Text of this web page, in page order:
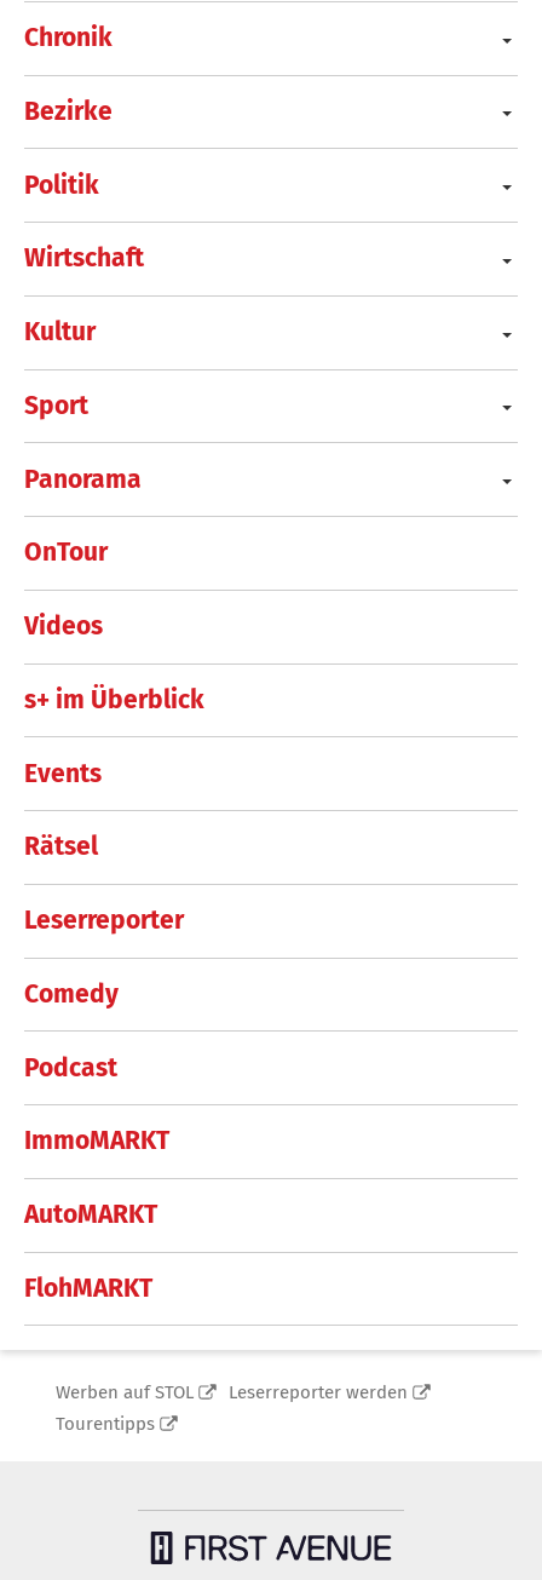
Chronik
Bezirke
Politik
Wirtschaft
Kultur
Sport
Panorama
OnTour
Videos
s+ im Überblick
Events
Rätsel
Leserreporter
Comedy
Podcast
ImmoMARKT
AutoMARKT
FlohMARKT
Werben auf STOL
Leserreporter werden
Tourentipps